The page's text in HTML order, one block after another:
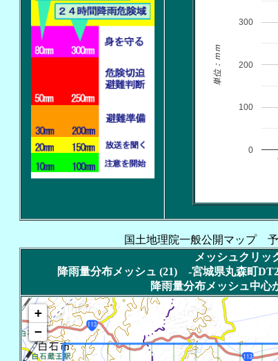
0
100
200
300
単位：ｍｍ
国土地理院一般公開マップ
メッシュクリッ
降雨量分布メッシュ (21) -宮城県丸森町
降雨量分布メッシュ中
+
−